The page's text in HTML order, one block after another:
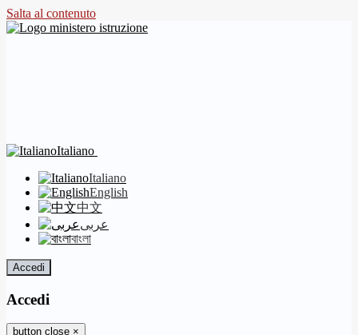
Salta al contenuto
Italiano
Italiano
English
中文
عربى
বাংলা
Accedi
Accedi
button close ×